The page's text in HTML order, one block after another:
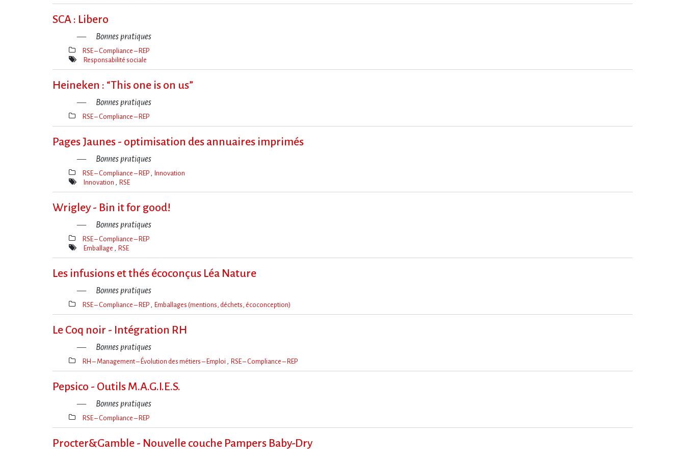
Mot(s)-
SCA : Libero
Bonnes pratiques
Thèmes(s)
RSE – Compliance – REP
Mot(s)-
Responsabilité sociale
Heineken : “This one is on us”
Bonnes pratiques
Thèmes(s)
RSE – Compliance – REP
Pages Jaunes - optimisation des annuaires imprimés
Bonnes pratiques
Thèmes(s)
RSE – Compliance – REP Innovation
Mot(s)-
Innovation RSE
Wrigley - Bin it for good!
Bonnes pratiques
Thèmes(s)
RSE – Compliance – REP
Mot(s)-
Emballage RSE
Les infusions et thés écoconçus Léa Nature
Bonnes pratiques
Thèmes(s)
RSE – Compliance – REP Emballages (mentions, déchets, écoconception)
Le Coq noir - Intégration RH
Bonnes pratiques
Thèmes(s)
RH – Management – Évolution des métiers – Emploi RSE – Compliance – REP
Pepsico - Outils M.A.G.I.E.S.
Bonnes pratiques
Thèmes(s)
RSE – Compliance – REP
Procter&Gamble - Nouvelle couche Pampers Baby-Dry